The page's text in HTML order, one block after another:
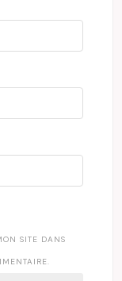
SITE DANS